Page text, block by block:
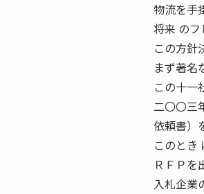
物流を手
将来 の
この方針
まず著名
この十一
二〇〇三
依頼書）
このとき
ＲＦＰを
入札企業